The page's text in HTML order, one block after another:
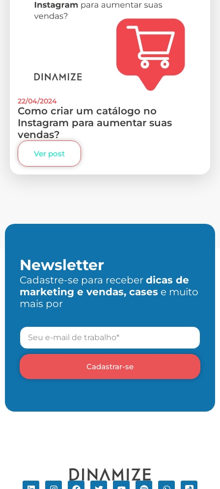
22/04/2024
Como criar um catálogo no
Instagram para aumentar suas
vendas?
Ver post
Newsletter
Cadastre-se para receber dicas de
marketing e vendas, cases e muito
mais por
Cadastrar-se